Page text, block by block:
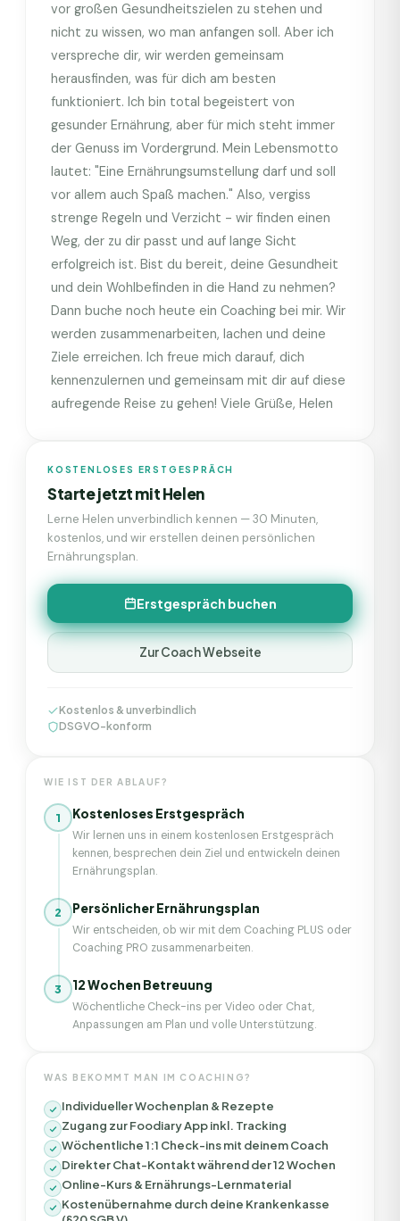
vor großen Gesundheitszielen zu stehen und
nicht zu wissen, wo man anfangen soll. Aber ich
verspreche dir, wir werden gemeinsam
herausfinden, was für dich am besten
funktioniert. Ich bin total begeistert von
gesunder Ernährung, aber für mich steht immer
der Genuss im Vordergrund. Mein Lebensmotto
lautet: "Eine Ernährungsumstellung darf und soll
vor allem auch Spaß machen." Also, vergiss
strenge Regeln und Verzicht - wir finden einen
Weg, der zu dir passt und auf lange Sicht
erfolgreich ist. Bist du bereit, deine Gesundheit
und dein Wohlbefinden in die Hand zu nehmen?
Dann buche noch heute ein Coaching bei mir. Wir
werden zusammenarbeiten, lachen und deine
Ziele erreichen. Ich freue mich darauf, dich
kennenzulernen und gemeinsam mit dir auf diese
aufregende Reise zu gehen! Viele Grüße, Helen
KOSTENLOSES ERSTGESPRÄCH
Starte jetzt mitHelen
Lerne Helen unverbindlich kennen — 30 Minuten,
kostenlos, und wir erstellen deinen persönlichen
Ernährungsplan.
Erstgespräch buchen
Zur Coach Webseite
Kostenlos & unverbindlich
DSGVO-konform
WIE IST DER ABLAUF?
1 Kostenloses Erstgespräch
Wir lernen uns in einem kostenlosen Erstgespräch
kennen, besprechen dein Ziel und entwickeln deinen
Ernährungsplan.
2 Persönlicher Ernährungsplan
Wir entscheiden, ob wir mit dem Coaching PLUS oder
Coaching PRO zusammenarbeiten.
3 12 Wochen Betreuung
Wöchentliche Check-ins per Video oder Chat,
Anpassungen am Plan und volle Unterstützung.
WAS BEKOMMT MAN IM COACHING?
Individueller Wochenplan & Rezepte
Zugang zur Foodiary App inkl. Tracking
Wöchentliche 1:1 Check-ins mit deinem Coach
Direkter Chat-Kontakt während der 12 Wochen
Online-Kurs & Ernährungs-Lernmaterial
Kostenübernahme durch deine Krankenkasse